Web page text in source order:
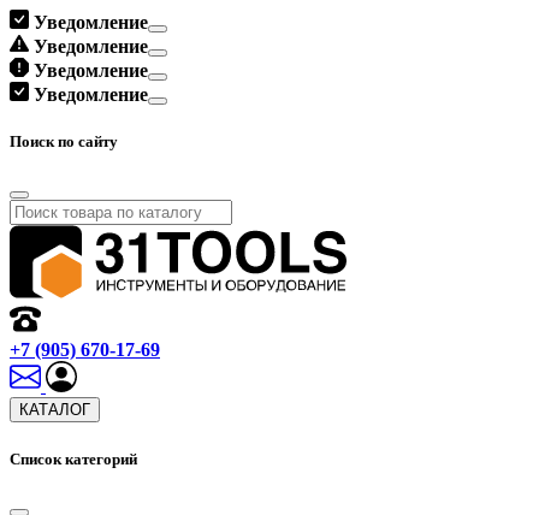
Уведомление
Уведомление
Уведомление
Уведомление
Поиск по сайту
+7 (905) 670-17-69
КАТАЛОГ
Список категорий